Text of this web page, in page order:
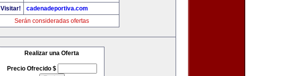
Visitar!
cadenadeportiva.com
Serán consideradas ofertas
Realizar una Oferta
Precio Ofrecido $